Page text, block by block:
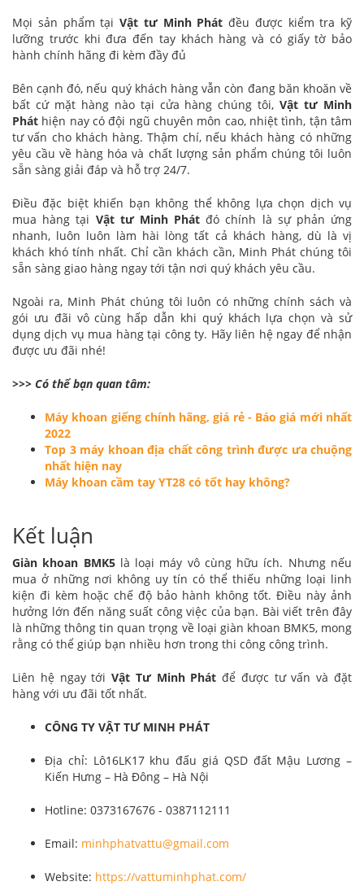
Mọi sản phẩm tại Vật tư Minh Phát đều được kiểm tra kỹ
lưỡng trước khi đưa đến tay khách hàng và có giấy tờ bảo
hành chính hãng đi kèm đầy đủ
Bên cạnh đó, nếu quý khách hàng vẫn còn đang băn khoăn về
bất cứ mặt hàng nào tại cửa hàng chúng tôi, Vật tư Minh
Phát hiện nay có đội ngũ chuyên môn cao, nhiệt tình, tận tâm
tư vấn cho khách hàng. Thậm chí, nếu khách hàng có những
yêu cầu về hàng hóa và chất lượng sản phẩm chúng tôi luôn
sẵn sàng giải đáp và hỗ trợ 24/7.
Điều đặc biệt khiến bạn không thể không lựa chọn dịch vụ
mua hàng tại Vật tư Minh Phát đó chính là sự phản ứng
nhanh, luôn luôn làm hài lòng tất cả khách hàng, dù là vị
khách khó tính nhất. Chỉ cần khách cần, Minh Phát chúng tôi
sẵn sàng giao hàng ngay tới tận nơi quý khách yêu cầu.
Ngoài ra, Minh Phát chúng tôi luôn có những chính sách và
gói ưu đãi vô cùng hấp dẫn khi quý khách lựa chọn và sử
dụng dịch vụ mua hàng tại công ty. Hãy liên hệ ngay để nhận
được ưu đãi nhé!
>>> Có thể bạn quan tâm:
Máy khoan giếng chính hãng, giá rẻ - Báo giá mới nhất
2022
Top 3 máy khoan địa chất công trình được ưa chuộng
nhất hiện nay
Máy khoan cầm tay YT28 có tốt hay không?
Kết luận
Giàn khoan BMK5là loại máy vô cùng hữu ích. Nhưng nếu
mua ở những nơi không uy tín có thể thiếu những loại linh
kiện đi kèm hoặc chế độ bảo hành không tốt. Điều này ảnh
hưởng lớn đến năng suất công việc của bạn. Bài viết trên đây
là những thông tin quan trọng về loại giàn khoan BMK5, mong
rằng có thể giúp bạn nhiều hơn trong thi công công trình.
Liên hệ ngay tớiVật Tư Minh Phát để được tư vấn và đặt
hàng với ưu đãi tốt nhất.
CÔNG TY VẬT TƯ MINH PHÁT
Địa chỉ: Lô16LK17 khu đấu giá QSD đất Mậu Lương –
Kiến Hưng – Hà Đông – Hà Nội
Hotline: 0373167676 - 0387112111
Email: minhphatvattu@gmail.com
Website: https://vattuminhphat.com/